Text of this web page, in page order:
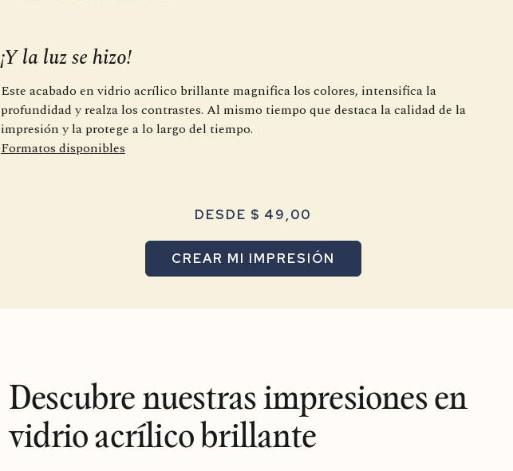
¡Y la luz se hizo!
Este acabado en vidrio acrílico brillante magnifica los colores, intensifica la
profundidad y realza los contrastes. Al mismo tiempo que destaca la calidad de la
impresión y la protege a lo largo del tiempo.
Formatos disponibles
DESDE $ 49,00
CREAR MI IMPRESIÓN
Descubre nuestras impresiones en
vidrio acrílico brillante